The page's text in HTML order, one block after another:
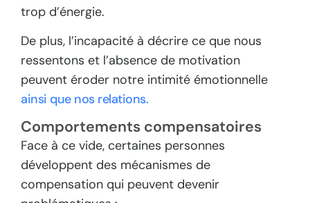
trop d’énergie.
De plus, l’incapacité à décrire ce que nous
ressentons et l’absence de motivation
peuvent éroder notre intimité émotionnelle
ainsi que nos relations.
Comportements compensatoires
Face à ce vide, certaines personnes
développent des mécanismes de
compensation qui peuvent devenir